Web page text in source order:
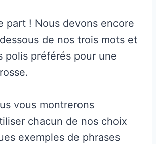
part ! Nous devons encore
de nos trois mots et
polis préférés pour une
vous montrerons
chacun de nos choix
exemples de phrases